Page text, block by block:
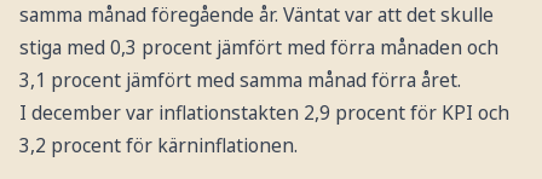
samma månad föregående år. Väntat var att det skulle
stiga med 0,3 procent jämfört med förra månaden och
3,1 procent jämfört med samma månad förra året.
I december var inflationstakten 2,9 procent för KPI och
3,2 procent för kärninflationen.